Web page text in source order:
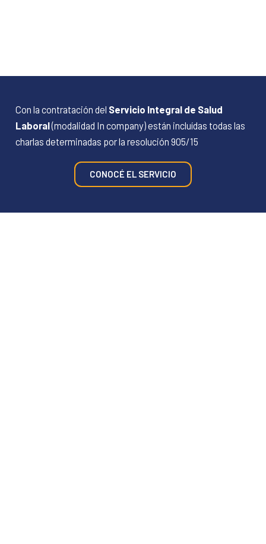
Con la contratación del Servicio Integral de Salud
Laboral(modalidad In company) están incluídas todas las
charlas determinadas por la resolución 905/15
CONOCÉ EL SERVICIO